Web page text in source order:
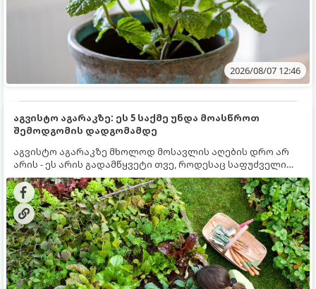
2026/08/07 12:46
აგვისტო აგარაკზე: ეს 5 საქმე უნდა მოასწროთ
შემოდგომის დადგომამდე
აგვისტო აგარაკზე მხოლოდ მოსავლის აღების დრო არ
არის - ეს არის გადამწყვეტი თვე, როდესაც საფუძველი
ეყრება მომავალი წლის მოსავალს და ბაღი მზადდება
შემოდგომა-ზამთრის სეზონისთვის. იმისათვის, რომ
ნიადაგმა ენერგია აღიდგინოს, ხოლო მცენარეებმა
ზამთარს გაუძლონ, აგვისტოს ბოლომდე 5
მნიშვნელოვანი საქმის გაკეთება უნდა მოასწროთ: